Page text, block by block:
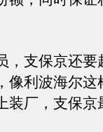
支保京还要
像利波海尔这
装厂，支保京